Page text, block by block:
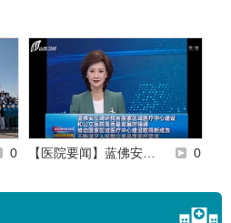
0 【医院要闻】蓝佛安… 0